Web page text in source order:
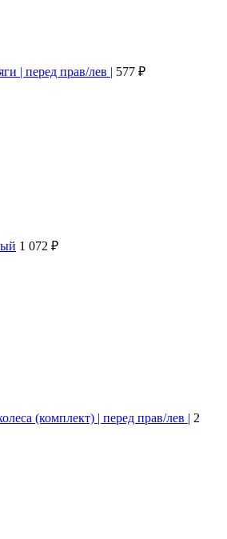
| перед прав/лев | 577 ₽
1 072 ₽
(комплект) | перед прав/лев | 2